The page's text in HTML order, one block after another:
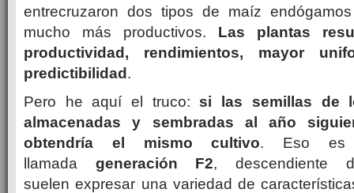
entrecruzaron dos tipos de maíz
mucho más productivos. Las plantas
productividad, rendimientos, mayor
predictibilidad.
Pero he aquí el truco: si las semillas de
almacenadas y sembradas al año
obtendría el mismo cultivo. Eso es
llamada generación F2, descendiente
suelen expresar una variedad de